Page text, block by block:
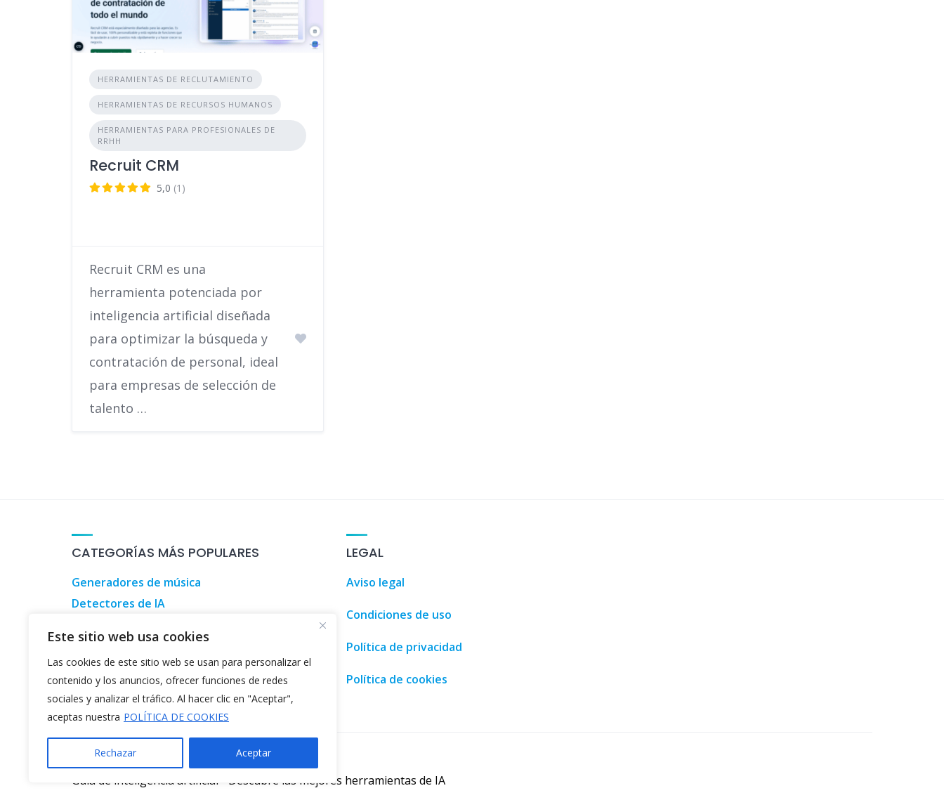
Este sitio web usa cookies
Las cookies de este sitio web se usan para personalizar el
contenido y los anuncios, ofrecer funciones de redes
sociales y analizar el tráfico. Al hacer clic en "Aceptar",
aceptas nuestra POLÍTICA DE COOKIES
Rechazar Aceptar
HERRAMIENTAS DE RECLUTAMIENTO
HERRAMIENTAS DE RECURSOS HUMANOS
HERRAMIENTAS PARA PROFESIONALES DE
RRHH
Recruit CRM
5,0 (1)
Recruit CRM es una
herramienta potenciada por
inteligencia artificial diseñada
para optimizar la búsqueda y
contratación de personal, ideal
para empresas de selección de
talento …
CATEGORÍAS MÁS POPULARES
Generadores de música
Detectores de IA
Herramientas de inversión
Herramientas para informáticos
Generadores de videos de TikTok
LEGAL
Aviso legal
Condiciones de uso
Política de privacidad
Política de cookies
©2026Herramientas de IA gratis
Guía de inteligencia artificial
Descubre las mejores herramientas de IA